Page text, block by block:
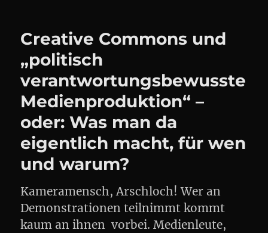
Creative Commons und
„politisch
verantwortungsbewusste
Medienproduktion“ –
oder: Was man da
eigentlich macht, für wen
und warum?
Kameramensch, Arschloch! Wer an
Demonstrationen teilnimmt kommt
kaum an ihnen vorbei. Medienleute,